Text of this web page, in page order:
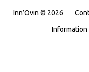
Inn’Ovin © 2026